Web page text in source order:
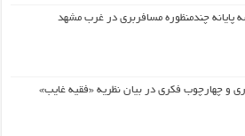
پایانه چندمنظوره مسافربری در غرب مشهد
و چهارچوب فکری در بیان نظریه «فقیه غایب»